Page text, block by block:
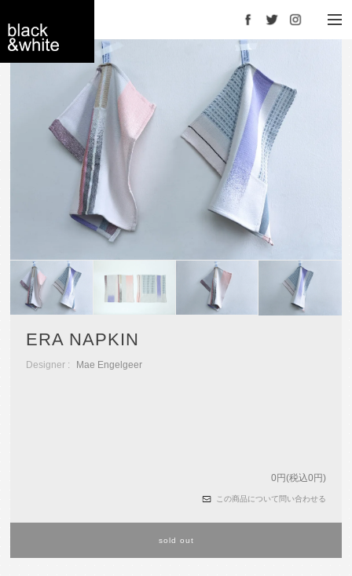
black＆white -
YOKOHAMA
Facebook
TwitterInstagram
ERA NAPKIN
Designer : Mae Engelgeer
0円(税込0円)
この商品について問い合わせる
sold out